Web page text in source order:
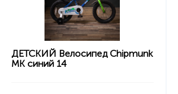
ДЕТСКИЙ Велосипед Chipmunk
MK синий 14